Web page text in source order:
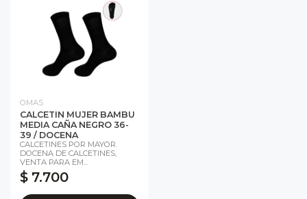
OMAS
CALCETIN MUJER BAMBU
MEDIA CAÑA NEGRO 36-
39 / DOCENA
CALCETINES POR MAYOR.
DOCENA DE CALCETINES,
VENTA PARA EM...
$ 7.700